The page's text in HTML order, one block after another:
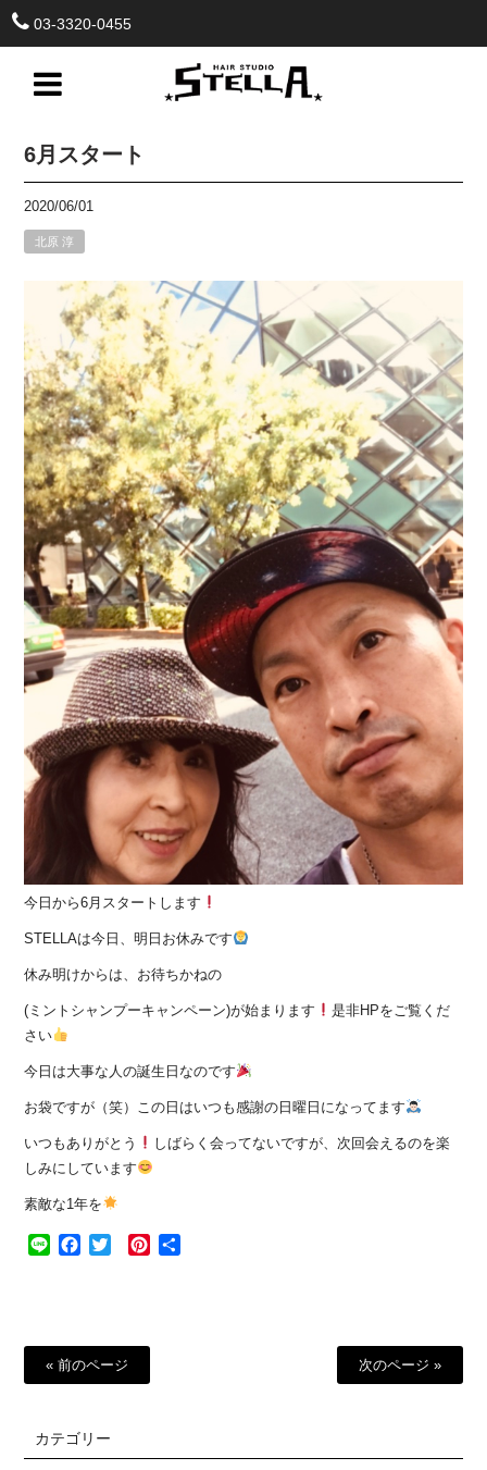
03-3320-0455
6月スタート
2020/06/01
北原 淳
今日から6月スタートします
STELLAは今日、明日お休みです
休み明けからは、お待ちかねの
(ミントシャンプーキャンペーン)が始まります
是非HPをご覧くだ
さい
今日は大事な人の誕生日なのです
お袋ですが（笑）この日はいつも感謝の日曜日になってます
いつもありがとう
しばらく会ってないですが、次回会えるのを楽
しみにしています
素敵な1年を
Line Facebook
Twitter Pinterest
« 前のページ 次のページ »
カテゴリー